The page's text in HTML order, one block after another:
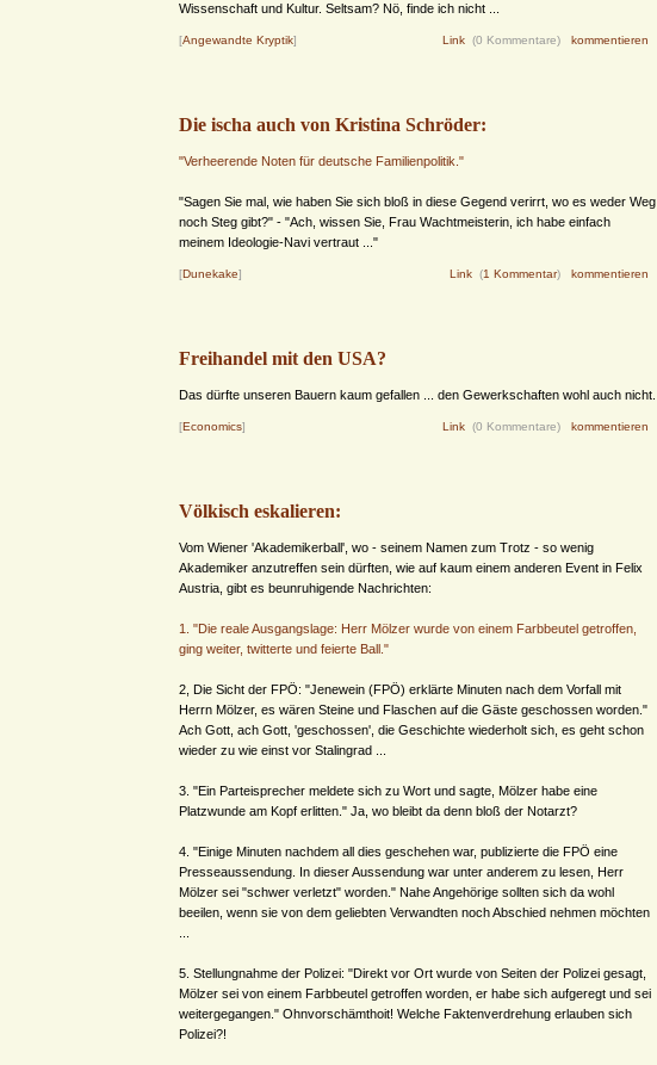
Wissenschaft und Kultur. Seltsam? Nö, finde ich nicht ...
[Angewandte Kryptik] Link (0 Kommentare) kommentieren
Die ischa auch von Kristina Schröder:
"Verheerende Noten für deutsche Familienpolitik."
"Sagen Sie mal, wie haben Sie sich bloß in diese Gegend verirrt, wo es weder Weg
noch Steg gibt?" - "Ach, wissen Sie, Frau Wachtmeisterin, ich habe einfach
meinem Ideologie-Navi vertraut ..."
[Dunekake] Link (1 Kommentar) kommentieren
Freihandel mit den USA?
Das dürfte unseren Bauern kaum gefallen ... den Gewerkschaften wohl auch nicht.
[Economics] Link (0 Kommentare) kommentieren
Völkisch eskalieren:
Vom Wiener 'Akademikerball', wo - seinem Namen zum Trotz - so wenig
Akademiker anzutreffen sein dürften, wie auf kaum einem anderen Event in Felix
Austria, gibt es beunruhigende Nachrichten:
1. "Die reale Ausgangslage: Herr Mölzer wurde von einem Farbbeutel getroffen,
ging weiter, twitterte und feierte Ball."
2, Die Sicht der FPÖ: "Jenewein (FPÖ) erklärte Minuten nach dem Vorfall mit
Herrn Mölzer, es wären Steine und Flaschen auf die Gäste geschossen worden."
Ach Gott, ach Gott, 'geschossen', die Geschichte wiederholt sich, es geht schon
wieder zu wie einst vor Stalingrad ...
3. "Ein Parteisprecher meldete sich zu Wort und sagte, Mölzer habe eine
Platzwunde am Kopf erlitten." Ja, wo bleibt da denn bloß der Notarzt?
4. "Einige Minuten nachdem all dies geschehen war, publizierte die FPÖ eine
Presseaussendung. In dieser Aussendung war unter anderem zu lesen, Herr
Mölzer sei "schwer verletzt" worden." Nahe Angehörige sollten sich da wohl
beeilen, wenn sie von dem geliebten Verwandten noch Abschied nehmen möchten
5. Stellungnahme der Polizei: "Direkt vor Ort wurde von Seiten der Polizei gesagt,
Mölzer sei von einem Farbbeutel getroffen worden, er habe sich aufgeregt und sei
weitergegangen." Ohnvorschämthoit! Welche Faktenverdrehung erlauben sich
Polizei?!